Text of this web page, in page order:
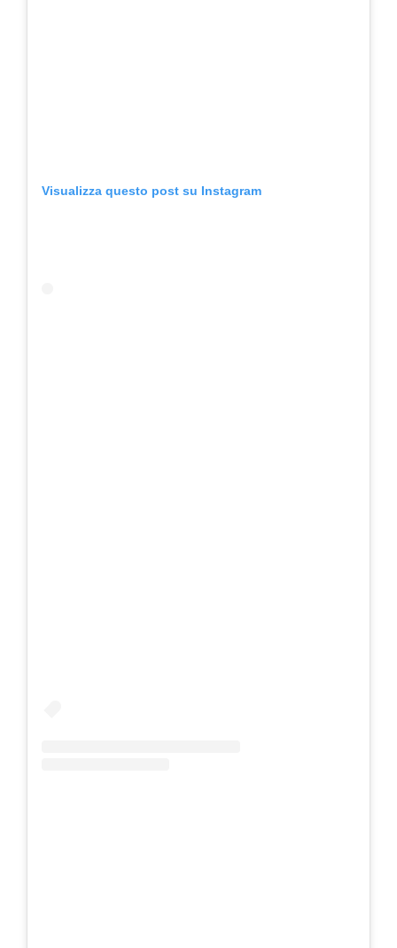
Visualizza questo post su Instagram